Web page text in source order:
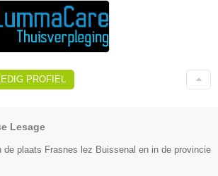
PROFIEL
Lesage
de plaats Frasnes lez Buissenal en in de provincie